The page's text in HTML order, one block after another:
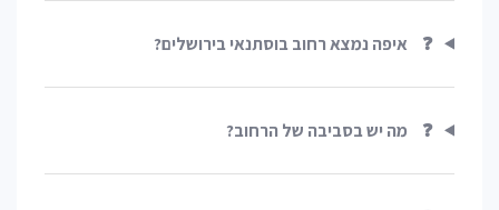
❓ איפה נמצא רחוב בוסתנאי בירושלים?
❓ מה יש בסביבה של הרחוב?